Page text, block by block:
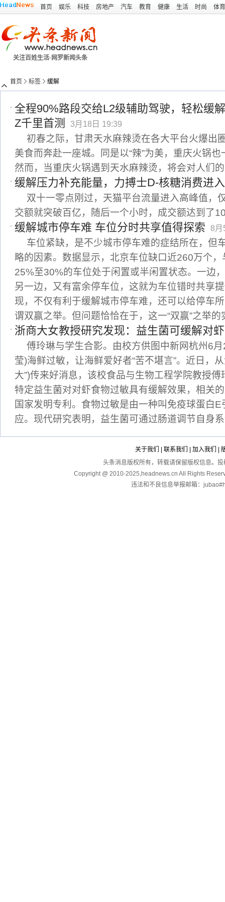
首页 娱乐 科技 房地产 汽车 教育 健康 生活 时尚 体育
关注百姓生活·网罗新闻头条
首页 标签 缓解
全程90%路段交给L2级辅助驾驶，轻松缓
Z千里首测
3月18日 19:39
初春之际，甘肃天水麻辣烫在各大平台火爆出
美食而奔赴一座城。同是以“辣”为美，重庆火锅
然而，当重庆火锅遇到天水麻辣烫，将会对人们
缓解压力补充能量，力搏士D-核糖消费进
双十一零点刚过，天猫平台流量进入高峰值，
交额就突破百亿，随后一个小时，成交额达到了
缓解城市停车难 车位分时共享值得探索 8月
车位紧缺，是不少城市停车难的症结所在，但
略的因素。数据显示，北京车位缺口近260万个
25%至30%的车位处于闲置或半闲置状态。一边
另一边，又有富余停车位，这就为车位错时共享
现，不仅有利于缓解城市停车难，还可以给停车
谓双赢之举。但问题恰恰在于，这一“双赢”之举
浙商大女教授研究发现：益生菌可缓解对
傅玲琳与学生合影。由校方供图中新网杭州6
莹)海鲜过敏，让海鲜爱好者“苦不堪言”。近日，
大”)传来好消息，该校食品与生物工程学院教授
特定益生菌对对虾食物过敏具有缓解效果，相关
国家发明专利。食物过敏是由一种叫免疫球蛋白
应。现代研究表明，益生菌可通过肠道调节自身
关于我们 联系我们 加入我们
头条消息版权所有，转载请保留版权信息。
Copyright @ 2010-2025,headnews.cn All Rights
违法和不良信息举报邮箱：